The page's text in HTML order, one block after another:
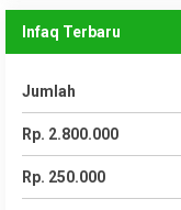
Infaq Terbaru
Jumlah
Rp. 2.800.000
Rp. 250.000